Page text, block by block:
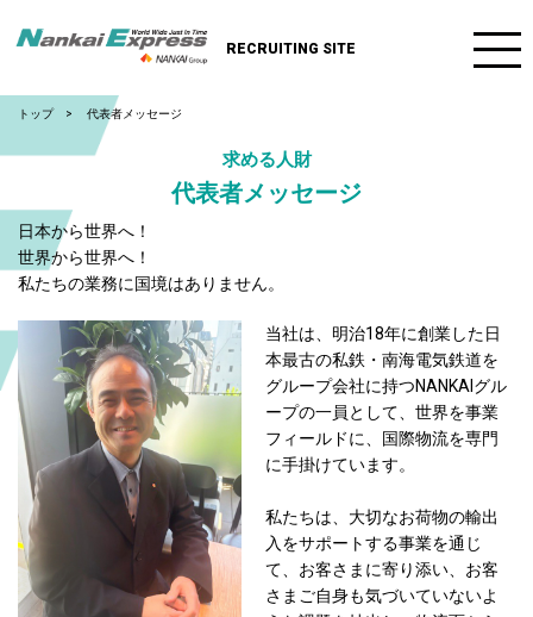
RECRUITING SITE
トップ 代表者メッセージ
求める人財
代表者メッセージ
日本から世界へ！
世界から世界へ！
私たちの業務に国境はありません。
当社は、明治18年に創業した日
本最古の私鉄・南海電気鉄道を
グループ会社に持つNANKAIグル
ープの一員として、世界を事業
フィールドに、国際物流を専門
に手掛けています。
私たちは、大切なお荷物の輸出
入をサポートする事業を通じ
て、お客さまに寄り添い、お客
さまご自身も気づいていないよ